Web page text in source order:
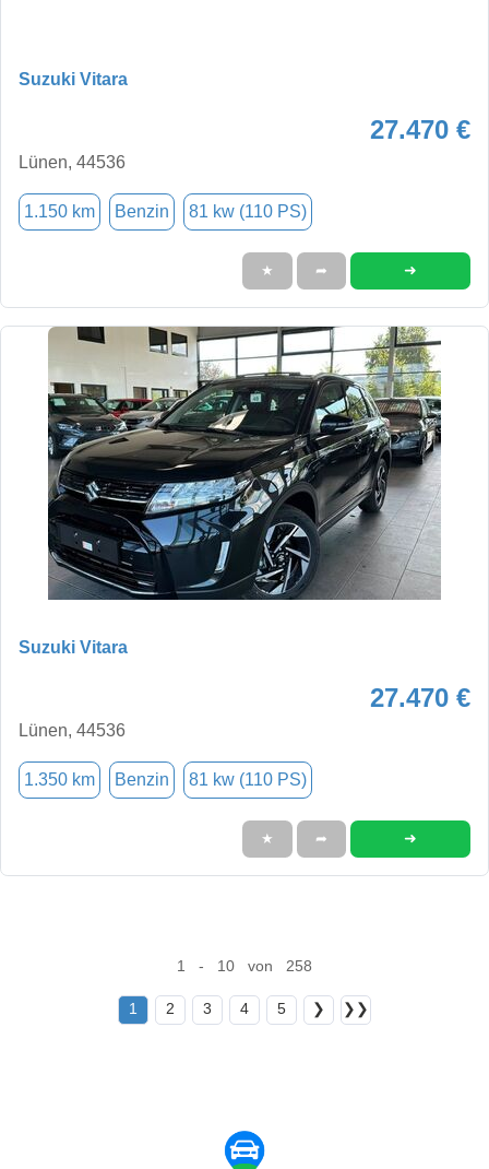
Suzuki Vitara
27.470 €
Lünen, 44536
1.150 km Benzin 81 kw (110 PS)
★ ➦ ➜
Suzuki Vitara
27.470 €
Lünen, 44536
1.350 km Benzin 81 kw (110 PS)
★ ➦ ➜
1 - 10 von 258
1 2 3 4 5 ❯ ❯❯